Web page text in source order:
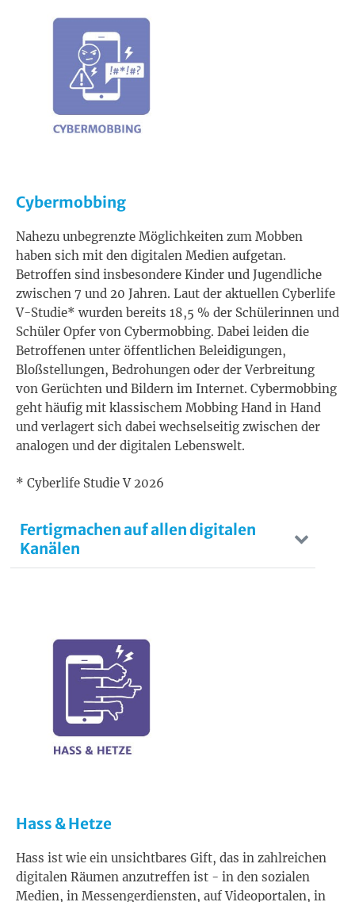
Cybermobbing
Nahezu unbegrenzte Möglichkeiten zum Mobben
haben sich mit den digitalen Medien aufgetan.
Betroffen sind insbesondere Kinder und Jugendliche
zwischen 7 und 20 Jahren. Laut der aktuellen Cyberlife
V-Studie* wurden bereits 18,5 % der Schülerinnen und
Schüler Opfer von Cybermobbing. Dabei leiden die
Betroffenen unter öffentlichen Beleidigungen,
Bloßstellungen, Bedrohungen oder der Verbreitung
von Gerüchten und Bildern im Internet. Cybermobbing
geht häufig mit klassischem Mobbing Hand in Hand
und verlagert sich dabei wechselseitig zwischen der
analogen und der digitalen Lebenswelt.
* Cyberlife Studie V 2026
Fertigmachen auf allen digitalen
Kanälen
Hass & Hetze
Hass ist wie ein unsichtbares Gift, das in zahlreichen
digitalen Räumen anzutreffen ist - in den sozialen
Medien, in Messengerdiensten, auf Videoportalen, in